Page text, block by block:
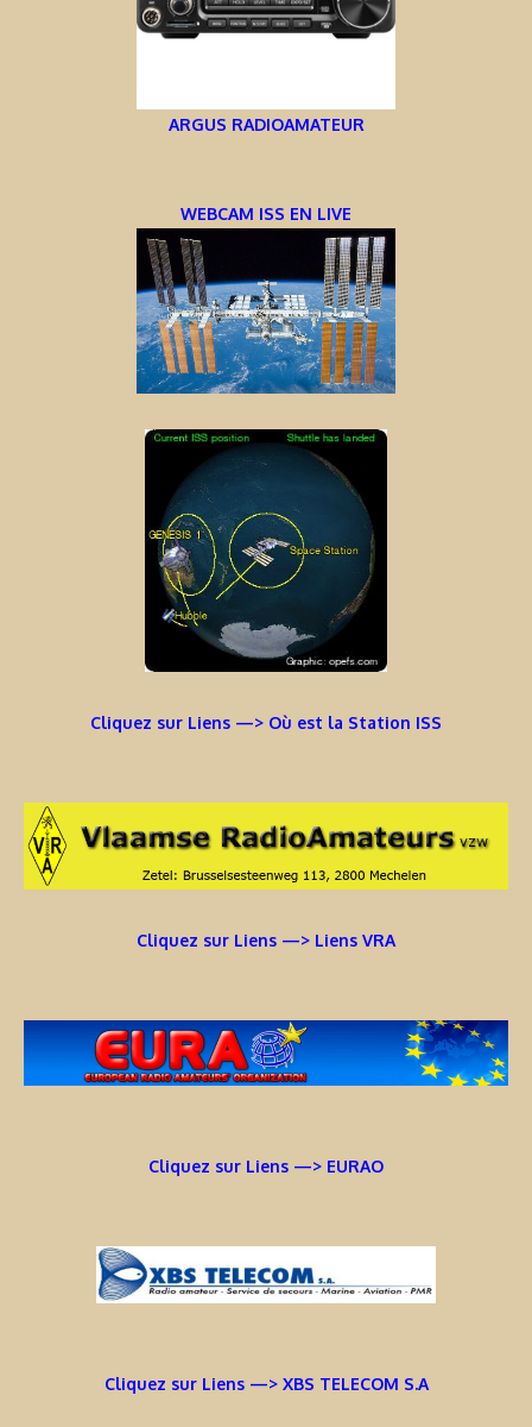
ARGUS RADIOAMATEUR
WEBCAM ISS EN LIVE
Cliquez sur Liens —> Où est la Station ISS
Cliquez sur Liens —> Liens VRA
Cliquez sur Liens —> EURAO
Cliquez sur Liens —> XBS TELECOM S.A